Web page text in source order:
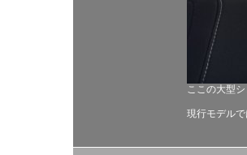
ここの大型
現行モデル